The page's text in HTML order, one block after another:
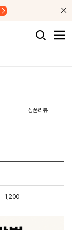
상품리뷰
1,200